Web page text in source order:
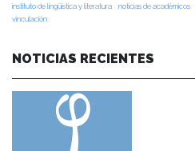
instituto de lingüística y literatura
noticias de académicos
vinculación
NOTICIAS RECIENTES